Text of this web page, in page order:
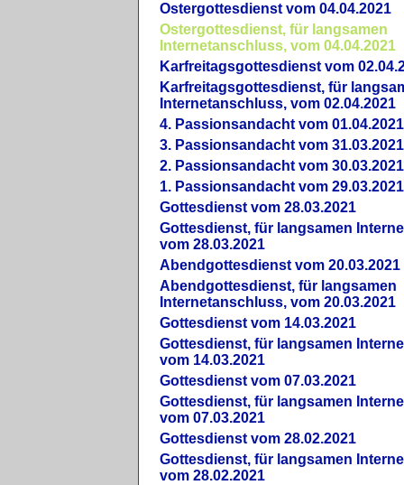
Ostergottesdienst vom 04.04.2021
Ostergottesdienst, für langsamen
Internetanschluss, vom 04.04.2021
Karfreitagsgottesdienst vom
Karfreitagsgottesdienst, für
Internetanschluss, vom 02.04.2021
4. Passionsandacht vom 01.04.2021
3. Passionsandacht vom 31.03.2021
2. Passionsandacht vom 30.03.2021
1. Passionsandacht vom 29.03.2021
Gottesdienst vom 28.03.2021
Gottesdienst, für langsamen
vom 28.03.2021
Abendgottesdienst vom 20.03.2021
Abendgottesdienst, für langsamen
Internetanschluss, vom 20.03.2021
Gottesdienst vom 14.03.2021
Gottesdienst, für langsamen
vom 14.03.2021
Gottesdienst vom 07.03.2021
Gottesdienst, für langsamen
vom 07.03.2021
Gottesdienst vom 28.02.2021
Gottesdienst, für langsamen
vom 28.02.2021